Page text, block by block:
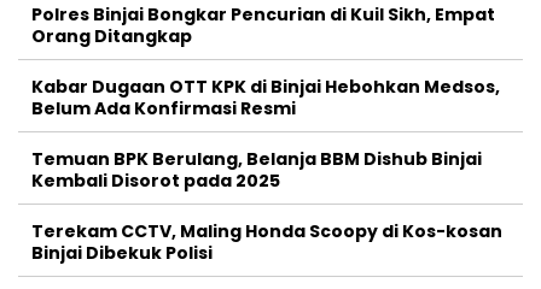
Polres Binjai Bongkar Pencurian di Kuil Sikh, Empat
Orang Ditangkap
Kabar Dugaan OTT KPK di Binjai Hebohkan Medsos,
Belum Ada Konfirmasi Resmi
Temuan BPK Berulang, Belanja BBM Dishub Binjai
Kembali Disorot pada 2025
Terekam CCTV, Maling Honda Scoopy di Kos-kosan
Binjai Dibekuk Polisi